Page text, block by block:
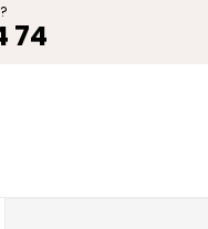
74